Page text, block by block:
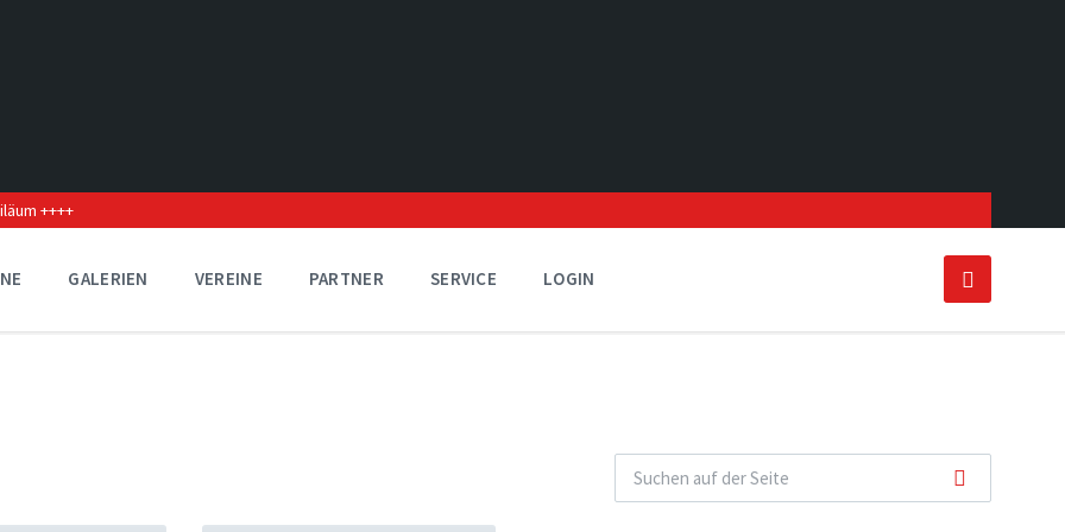
++++
GALERIEN VEREINE PARTNER SERVICE LOGIN